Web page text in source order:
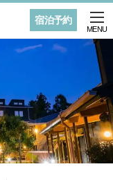
宿泊予約
MENU